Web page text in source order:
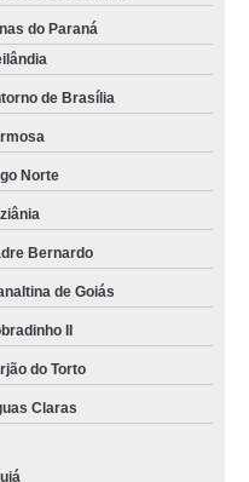
Rita de Cassia
Fazenda Rio Grande
de Goiás
do Paraná
de Brasília
Norte
Bernardo
de Goiás
II
do Torto
Claras